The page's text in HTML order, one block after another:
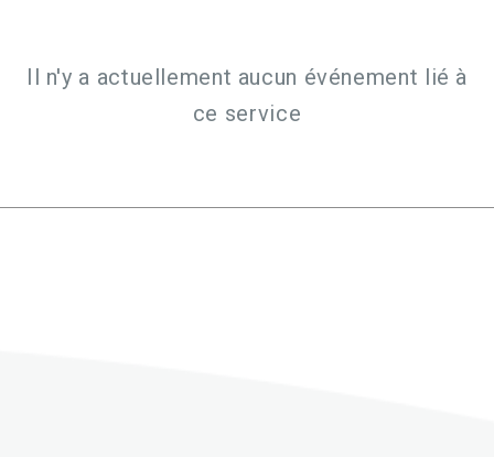
Il n'y a actuellement aucun événement lié à
ce service